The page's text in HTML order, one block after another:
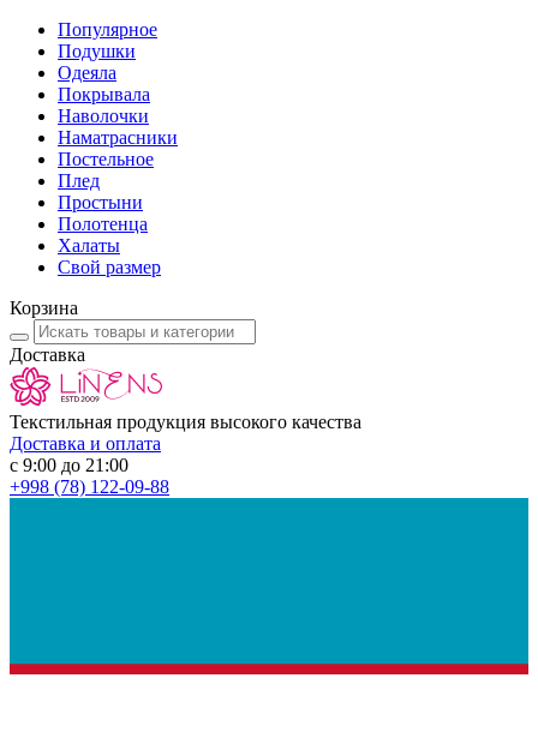
Популярное
Подушки
Одеяла
Покрывала
Наволочки
Наматрасники
Постельное
Плед
Простыни
Полотенца
Халаты
Свой размер
Корзина
Доставка
Текстильная продукция высокого качества
Доставка и оплата
с 9:00 до 21:00
+998 (78) 122-09-88